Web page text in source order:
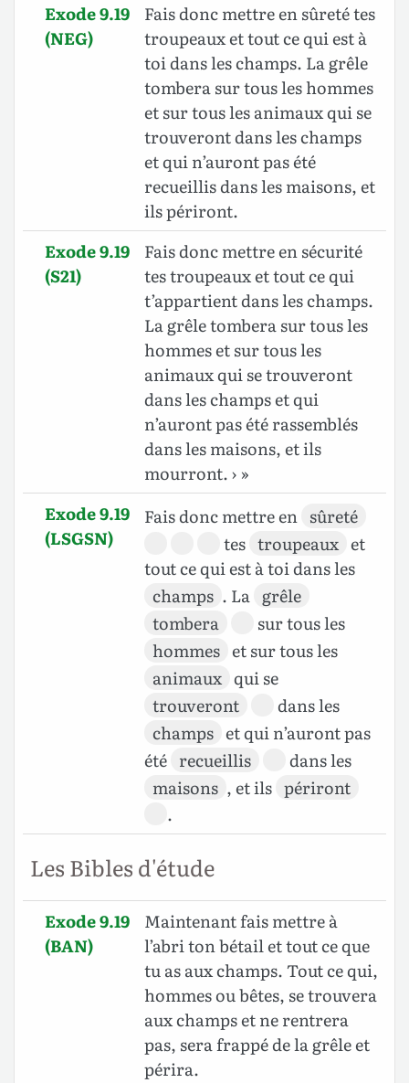
Exode 9.19
(NEG)
Fais donc mettre en sûreté tes
troupeaux et tout ce qui est à
toi dans les champs. La grêle
tombera sur tous les hommes
et sur tous les animaux qui se
trouveront dans les champs
et qui n’auront pas été
recueillis dans les maisons, et
ils périront.
Exode 9.19
(S21)
Fais donc mettre en sécurité
tes troupeaux et tout ce qui
t’appartient dans les champs.
La grêle tombera sur tous les
hommes et sur tous les
animaux qui se trouveront
dans les champs et qui
n’auront pas été rassemblés
dans les maisons, et ils
mourront. › »
Exode 9.19
(LSGSN)
Fais donc mettre en sûreté
tes troupeaux et
tout ce qui est à toi dans les
champs . La grêle
tombera
sur tous les
hommes et sur tous les
animaux qui se
trouveront
dans les
champs et qui n’auront pas
été recueillis
dans les
maisons , et ils périront
.
Les Bibles d'étude
Exode 9.19
(BAN)
Maintenant fais mettre à
l’abri ton bétail et tout ce que
tu as aux champs. Tout ce qui,
hommes ou bêtes, se trouvera
aux champs et ne rentrera
pas, sera frappé de la grêle et
périra.